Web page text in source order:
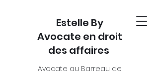
Estelle By
Avocate en droit
des affaires
Avocate au Barreau de